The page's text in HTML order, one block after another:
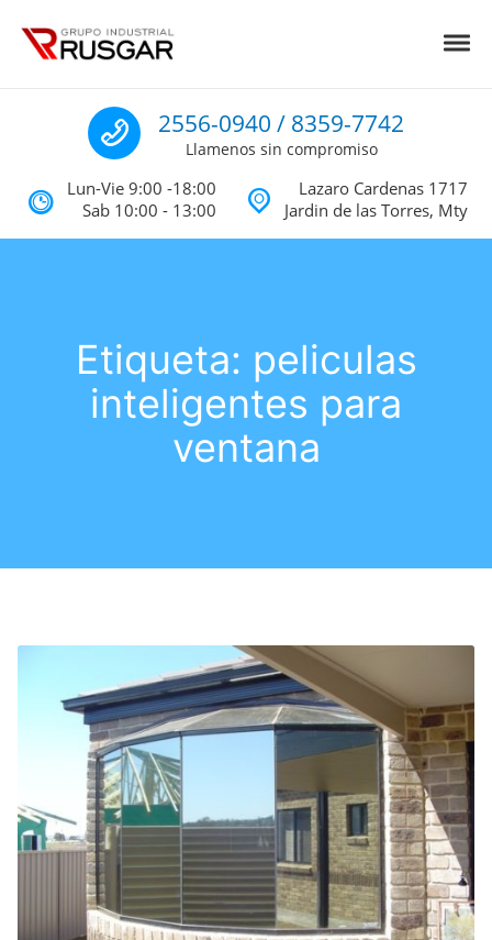
Impermeabilizantes y Aislantes
Llamenos
2556-0940 / 8359-7742
Llamenos sin compromiso
Lun-Vie 9:00 -18:00
Sab 10:00 - 13:00
Lazaro Cardenas 1717
Jardin de las Torres, Mty
Etiqueta: peliculas
inteligentes para
ventana